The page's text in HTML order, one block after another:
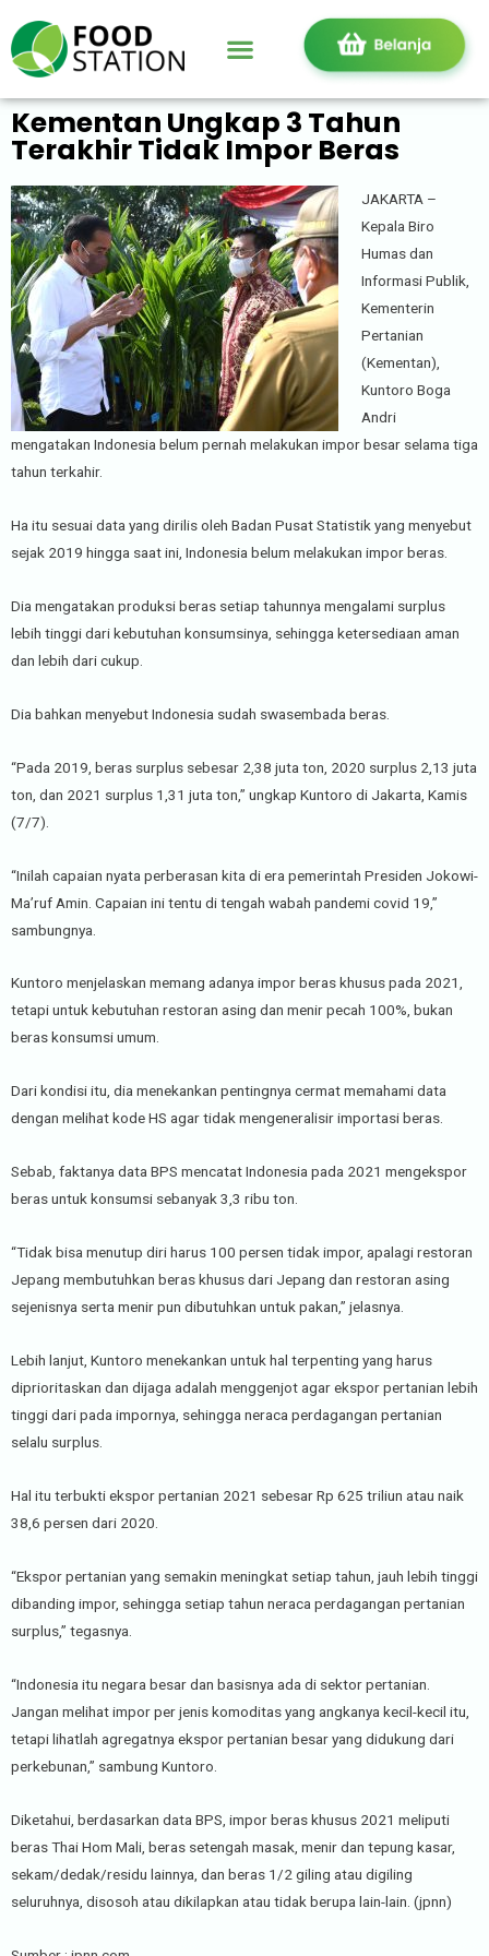
Kementan Ungkap 3 Tahun
Terakhir Tidak Impor Beras
JAKARTA –
Kepala Biro
Humas dan
Informasi Publik,
Kementerin
Pertanian
(Kementan),
Kuntoro Boga
Andri
mengatakan Indonesia belum pernah melakukan impor besar selama tiga
tahun terkahir.
Ha itu sesuai data yang dirilis oleh Badan Pusat Statistik yang menyebut
sejak 2019 hingga saat ini, Indonesia belum melakukan impor beras.
Dia mengatakan produksi beras setiap tahunnya mengalami surplus
lebih tinggi dari kebutuhan konsumsinya, sehingga ketersediaan aman
dan lebih dari cukup.
Dia bahkan menyebut Indonesia sudah swasembada beras.
“Pada 2019, beras surplus sebesar 2,38 juta ton, 2020 surplus 2,13 juta
ton, dan 2021 surplus 1,31 juta ton,” ungkap Kuntoro di Jakarta, Kamis
(7/7).
“Inilah capaian nyata perberasan kita di era pemerintah Presiden Jokowi-
Ma’ruf Amin. Capaian ini tentu di tengah wabah pandemi covid 19,”
sambungnya.
Kuntoro menjelaskan memang adanya impor beras khusus pada 2021,
tetapi untuk kebutuhan restoran asing dan menir pecah 100%, bukan
beras konsumsi umum.
Dari kondisi itu, dia menekankan pentingnya cermat memahami data
dengan melihat kode HS agar tidak mengeneralisir importasi beras.
Sebab, faktanya data BPS mencatat Indonesia pada 2021 mengekspor
beras untuk konsumsi sebanyak 3,3 ribu ton.
“Tidak bisa menutup diri harus 100 persen tidak impor, apalagi restoran
Jepang membutuhkan beras khusus dari Jepang dan restoran asing
sejenisnya serta menir pun dibutuhkan untuk pakan,” jelasnya.
Lebih lanjut, Kuntoro menekankan untuk hal terpenting yang harus
diprioritaskan dan dijaga adalah menggenjot agar ekspor pertanian lebih
tinggi dari pada impornya, sehingga neraca perdagangan pertanian
selalu surplus.
Hal itu terbukti ekspor pertanian 2021 sebesar Rp 625 triliun atau naik
38,6 persen dari 2020.
“Ekspor pertanian yang semakin meningkat setiap tahun, jauh lebih tinggi
dibanding impor, sehingga setiap tahun neraca perdagangan pertanian
surplus,” tegasnya.
“Indonesia itu negara besar dan basisnya ada di sektor pertanian.
Jangan melihat impor per jenis komoditas yang angkanya kecil-kecil itu,
tetapi lihatlah agregatnya ekspor pertanian besar yang didukung dari
perkebunan,” sambung Kuntoro.
Diketahui, berdasarkan data BPS, impor beras khusus 2021 meliputi
beras Thai Hom Mali, beras setengah masak, menir dan tepung kasar,
sekam/dedak/residu lainnya, dan beras 1/2 giling atau digiling
seluruhnya, disosoh atau dikilapkan atau tidak berupa lain-lain. (jpnn)